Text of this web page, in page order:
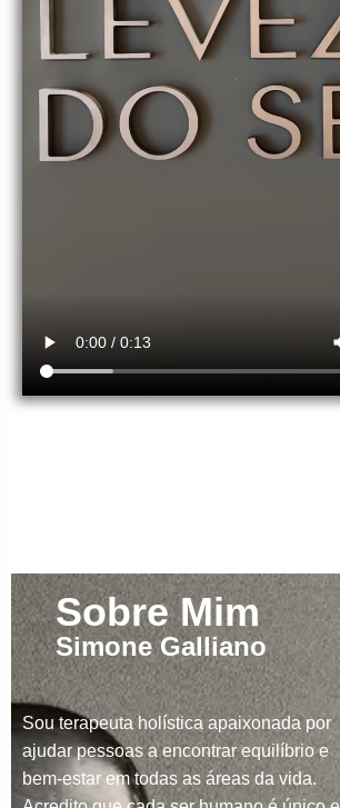
Sobre Mim
Simone Galliano
Sou terapeuta holística apaixonada por
ajudar pessoas a encontrar equilíbrio e
bem-estar em todas as áreas da vida.